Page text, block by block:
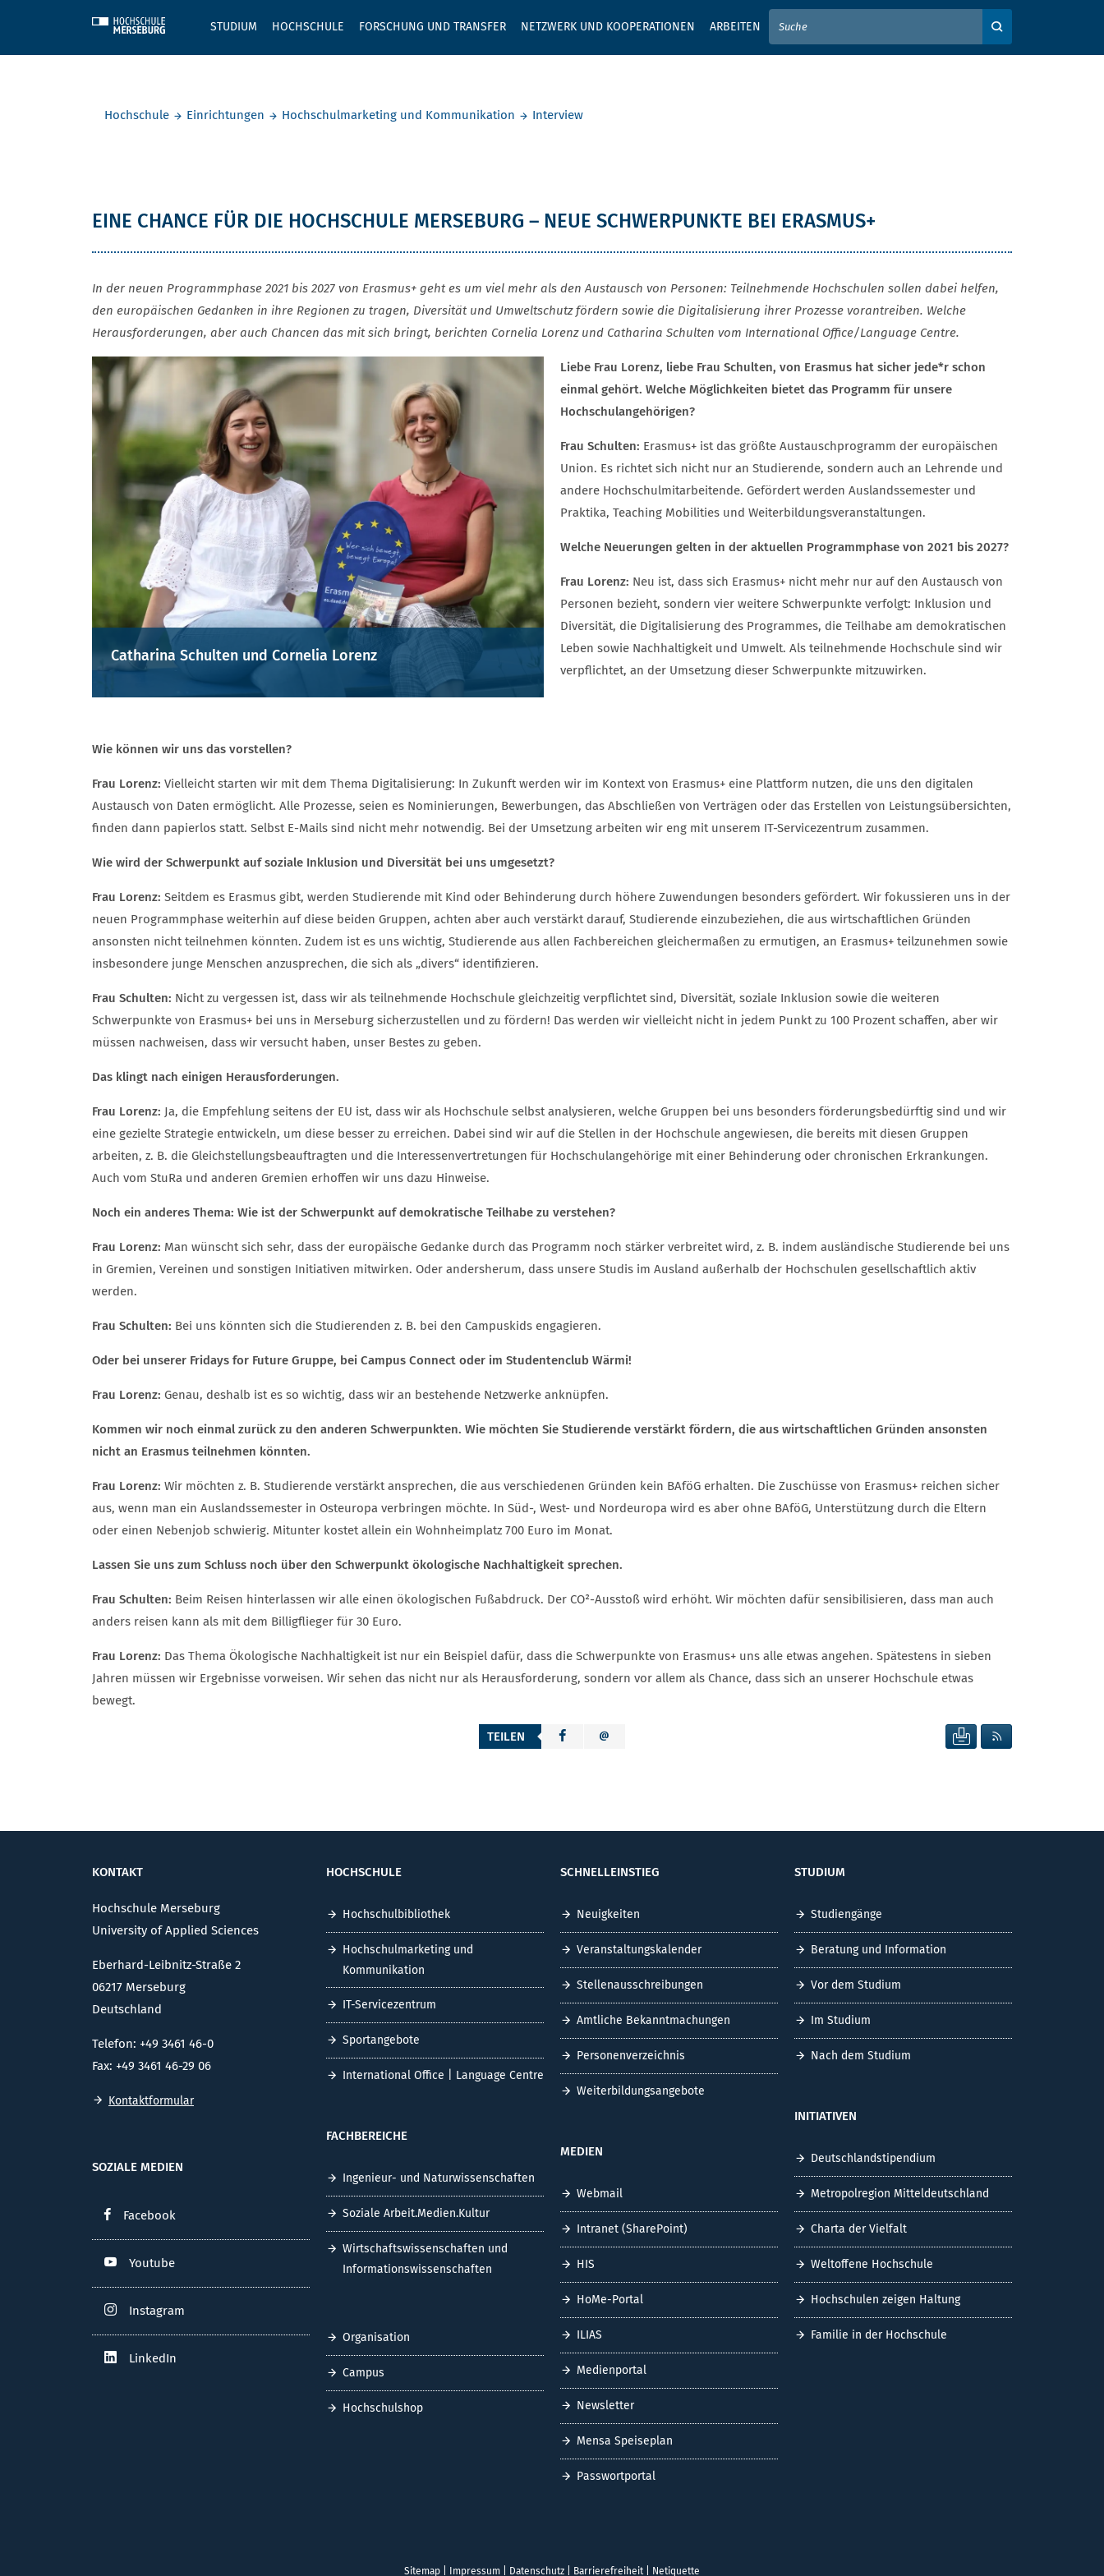
STUDIUM HOCHSCHULE FORSCHUNG UND TRANSFER NETZWERK UND KOOPERATIONEN ARBEITEN
GEBEN SIE HIER IHREN SUCHBEGRIFF EIN
Hochschule
Einrichtungen Hochschulmarketing und Kommunikation Interview
EINE CHANCE FÜR DIE HOCHSCHULE MERSEBURG – NEUE SCHWERPUNKTE BEI ERASMUS+
In der neuen Programmphase 2021 bis 2027 von Erasmus+ geht es um viel mehr als den Austausch von Personen: Teilnehmende Hochschulen sollen dabei helfen,
den europäischen Gedanken in ihre Regionen zu tragen, Diversität und Umweltschutz fördern sowie die Digitalisierung ihrer Prozesse vorantreiben. Welche
Herausforderungen, aber auch Chancen das mit sich bringt, berichten Cornelia Lorenz und Catharina Schulten vom International Office/Language Centre.
Catharina Schulten und Cornelia Lorenz
Liebe Frau Lorenz, liebe Frau Schulten, von Erasmus hat sicher jede*r schon
einmal gehört. Welche Möglichkeiten bietet das Programm für unsere
Hochschulangehörigen?
Frau Schulten: Erasmus+ ist das größte Austauschprogramm der europäischen
Union. Es richtet sich nicht nur an Studierende, sondern auch an Lehrende und
andere Hochschulmitarbeitende. Gefördert werden Auslandssemester und
Praktika, Teaching Mobilities und Weiterbildungsveranstaltungen.
Welche Neuerungen gelten in der aktuellen Programmphase von 2021 bis 2027?
Frau Lorenz: Neu ist, dass sich Erasmus+ nicht mehr nur auf den Austausch von
Personen bezieht, sondern vier weitere Schwerpunkte verfolgt: Inklusion und
Diversität, die Digitalisierung des Programmes, die Teilhabe am demokratischen
Leben sowie Nachhaltigkeit und Umwelt. Als teilnehmende Hochschule sind wir
verpflichtet, an der Umsetzung dieser Schwerpunkte mitzuwirken.
Wie können wir uns das vorstellen?
Frau Lorenz: Vielleicht starten wir mit dem Thema Digitalisierung: In Zukunft werden wir im Kontext von Erasmus+ eine Plattform nutzen, die uns den digitalen
Austausch von Daten ermöglicht. Alle Prozesse, seien es Nominierungen, Bewerbungen, das Abschließen von Verträgen oder das Erstellen von Leistungsübersichten,
finden dann papierlos statt. Selbst E-Mails sind nicht mehr notwendig. Bei der Umsetzung arbeiten wir eng mit unserem IT-Servicezentrum zusammen.
Wie wird der Schwerpunkt auf soziale Inklusion und Diversität bei uns umgesetzt?
Frau Lorenz: Seitdem es Erasmus gibt, werden Studierende mit Kind oder Behinderung durch höhere Zuwendungen besonders gefördert. Wir fokussieren uns in der
neuen Programmphase weiterhin auf diese beiden Gruppen, achten aber auch verstärkt darauf, Studierende einzubeziehen, die aus wirtschaftlichen Gründen
ansonsten nicht teilnehmen könnten. Zudem ist es uns wichtig, Studierende aus allen Fachbereichen gleichermaßen zu ermutigen, an Erasmus+ teilzunehmen sowie
insbesondere junge Menschen anzusprechen, die sich als „divers“ identifizieren.
Frau Schulten: Nicht zu vergessen ist, dass wir als teilnehmende Hochschule gleichzeitig verpflichtet sind, Diversität, soziale Inklusion sowie die weiteren
Schwerpunkte von Erasmus+ bei uns in Merseburg sicherzustellen und zu fördern! Das werden wir vielleicht nicht in jedem Punkt zu 100 Prozent schaffen, aber wir
müssen nachweisen, dass wir versucht haben, unser Bestes zu geben.
Das klingt nach einigen Herausforderungen.
Frau Lorenz: Ja, die Empfehlung seitens der EU ist, dass wir als Hochschule selbst analysieren, welche Gruppen bei uns besonders förderungsbedürftig sind und wir
eine gezielte Strategie entwickeln, um diese besser zu erreichen. Dabei sind wir auf die Stellen in der Hochschule angewiesen, die bereits mit diesen Gruppen
arbeiten, z. B. die Gleichstellungsbeauftragten und die Interessenvertretungen für Hochschulangehörige mit einer Behinderung oder chronischen Erkrankungen.
Auch vom StuRa und anderen Gremien erhoffen wir uns dazu Hinweise.
Noch ein anderes Thema: Wie ist der Schwerpunkt auf demokratische Teilhabe zu verstehen?
Frau Lorenz: Man wünscht sich sehr, dass der europäische Gedanke durch das Programm noch stärker verbreitet wird, z. B. indem ausländische Studierende bei uns
in Gremien, Vereinen und sonstigen Initiativen mitwirken. Oder andersherum, dass unsere Studis im Ausland außerhalb der Hochschulen gesellschaftlich aktiv
werden.
Frau Schulten: Bei uns könnten sich die Studierenden z. B. bei den Campuskids engagieren.
Oder bei unserer Fridays for Future Gruppe, bei Campus Connect oder im Studentenclub Wärmi!
Frau Lorenz: Genau, deshalb ist es so wichtig, dass wir an bestehende Netzwerke anknüpfen.
Kommen wir noch einmal zurück zu den anderen Schwerpunkten. Wie möchten Sie Studierende verstärkt fördern, die aus wirtschaftlichen Gründen ansonsten
nicht an Erasmus teilnehmen könnten.
Frau Lorenz: Wir möchten z. B. Studierende verstärkt ansprechen, die aus verschiedenen Gründen kein BAföG erhalten. Die Zuschüsse von Erasmus+ reichen sicher
aus, wenn man ein Auslandssemester in Osteuropa verbringen möchte. In Süd-, West- und Nordeuropa wird es aber ohne BAföG, Unterstützung durch die Eltern
oder einen Nebenjob schwierig. Mitunter kostet allein ein Wohnheimplatz 700 Euro im Monat.
Lassen Sie uns zum Schluss noch über den Schwerpunkt ökologische Nachhaltigkeit sprechen.
Frau Schulten: Beim Reisen hinterlassen wir alle einen ökologischen Fußabdruck. Der CO²-Ausstoß wird erhöht. Wir möchten dafür sensibilisieren, dass man auch
anders reisen kann als mit dem Billigflieger für 30 Euro.
Frau Lorenz: Das Thema Ökologische Nachhaltigkeit ist nur ein Beispiel dafür, dass die Schwerpunkte von Erasmus+ uns alle etwas angehen. Spätestens in sieben
Jahren müssen wir Ergebnisse vorweisen. Wir sehen das nicht nur als Herausforderung, sondern vor allem als Chance, dass sich an unserer Hochschule etwas
bewegt.
TEILEN SEITE DRUCKEN
KONTAKT
Hochschule Merseburg
University of Applied Sciences
Eberhard-Leibnitz-Straße 2
06217 Merseburg
Deutschland
Telefon: +49 3461 46-0
Fax: +49 3461 46-29 06
Kontaktformular
SOZIALE MEDIEN
Facebook
Youtube
Instagram
LinkedIn
HOCHSCHULE
Hochschulbibliothek
Hochschulmarketing und
Kommunikation
IT-Servicezentrum
Sportangebote
International Office | Language Centre
FACHBEREICHE
Ingenieur- und Naturwissenschaften
Soziale Arbeit.Medien.Kultur
Wirtschaftswissenschaften und
Informationswissenschaften
Organisation
Campus
Hochschulshop
SCHNELLEINSTIEG
Neuigkeiten
Veranstaltungskalender
Stellenausschreibungen
Amtliche Bekanntmachungen
Personenverzeichnis
Weiterbildungsangebote
MEDIEN
Webmail
Intranet (SharePoint)
HIS
HoMe-Portal
ILIAS
Medienportal
Newsletter
Mensa Speiseplan
Passwortportal
STUDIUM
Studiengänge
Beratung und Information
Vor dem Studium
Im Studium
Nach dem Studium
INITIATIVEN
Deutschlandstipendium
Metropolregion Mitteldeutschland
Charta der Vielfalt
Weltoffene Hochschule
Hochschulen zeigen Haltung
Familie in der Hochschule
Sitemap Impressum Datenschutz Barrierefreiheit Netiquette